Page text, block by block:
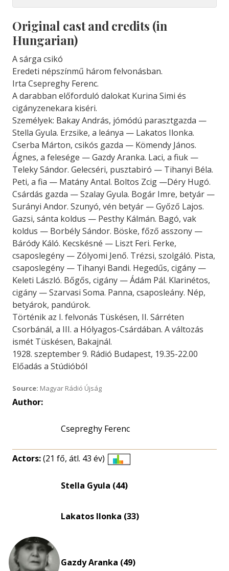
Original cast and credits (in
Hungarian)
A sárga csikó
Eredeti népszínmű három felvonásban.
Irta Csepreghy Ferenc.
A darabban előforduló dalokat Kurina Simi és
cigányzenekara kiséri.
Személyek: Bakay András, jómódú parasztgazda —
Stella Gyula. Erzsike, a leánya — Lakatos Ilonka.
Cserba Márton, csikós gazda — Kömendy János.
Ágnes, a felesége — Gazdy Aranka. Laci, a fiuk —
Teleky Sándor. Gelecséri, pusztabiró — Tihanyi Béla.
Peti, a fia — Matány Antal. Boltos Zcig —Déry Hugó.
Csárdás gazda — Szalay Gyula. Bogár Imre, betyár —
Surányi Andor. Szunyó, vén betyár — Győző Lajos.
Gazsi, sánta koldus — Pesthy Kálmán. Bagó, vak
koldus — Borbély Sándor. Böske, főző asszony —
Báródy Káló. Kecskésné — Liszt Feri. Ferke,
csaposlegény — Zólyomi Jenő. Trézsi, szolgáló. Pista,
csaposlegény — Tihanyi Bandi. Hegedűs, cigány —
Keleti László. Bőgős, cigány — Ádám Pál. Klarinétos,
cigány — Szarvasi Soma. Panna, csaposleány. Nép,
betyárok, pandúrok.
Történik az I. felvonás Tüskésen, II. Sárréten
Csorbánál, a III. a Hólyagos-Csárdában. A változás
ismét Tüskésen, Bakajnál.
1928. szeptember 9. Rádió Budapest, 19.35-22.00
Előadás a Stúdióból
Source: Magyar Rádió Újság
Author:
Csepreghy Ferenc
Actors:(21 fő, átl. 43 év)
eloszlás
Stella Gyula (44)
Lakatos Ilonka (33)
Gazdy Aranka (49)